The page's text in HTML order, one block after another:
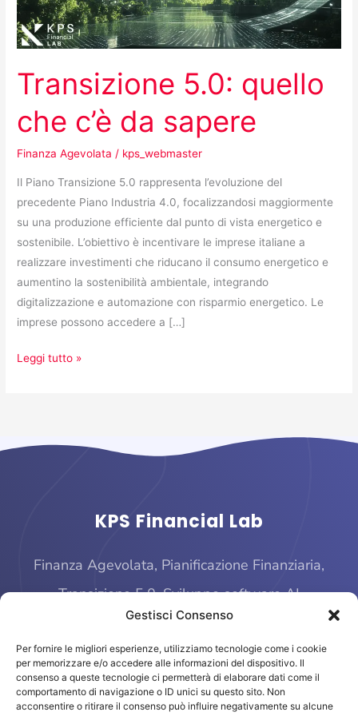
Gestisci Consenso
Per fornire le migliori esperienze, utilizziamo tecnologie come i cookie
per memorizzare e/o accedere alle informazioni del dispositivo. Il
consenso a queste tecnologie ci permetterà di elaborare dati come il
comportamento di navigazione o ID unici su questo sito. Non
acconsentire o ritirare il consenso può influire negativamente su alcune
Transizione 5.0: quello
che c’è da sapere
Finanza Agevolata / kps_webmaster
Il Piano Transizione 5.0 rappresenta l’evoluzione del
precedente Piano Industria 4.0, focalizzandosi maggiormente
su una produzione efficiente dal punto di vista energetico e
sostenibile. L’obiettivo è incentivare le imprese italiane a
realizzare investimenti che riducano il consumo energetico e
aumentino la sostenibilità ambientale, integrando
digitalizzazione e automazione con risparmio energetico. Le
imprese possono accedere a […]
sapere
Leggi tutto »
KPS Financial Lab
Finanza Agevolata, Pianificazione Finanziaria,
Transizione 5.0, Sviluppo software AI